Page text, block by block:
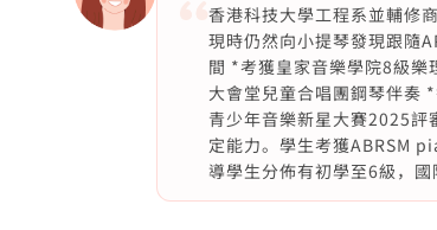
香港科技大學工程系並輔修
現時仍然向小提琴發現跟隨
間 *考獲皇家音樂學院8級
大會堂兒童合唱團鋼琴伴奏
青少年音樂新星大賽2025評
定能力。學生考獲ABRSM
導學生分佈有初學至6級，